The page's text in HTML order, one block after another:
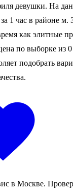
девушки. На
1 час в районе м.
как элитные
по выборке из
подобрать
в Москве.